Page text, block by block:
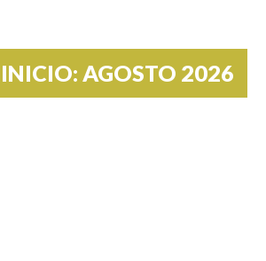
AGOSTO 2026